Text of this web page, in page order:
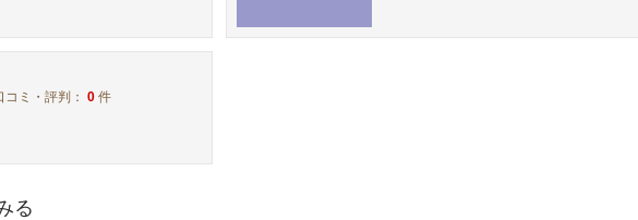
コミ・評判： 0件
る